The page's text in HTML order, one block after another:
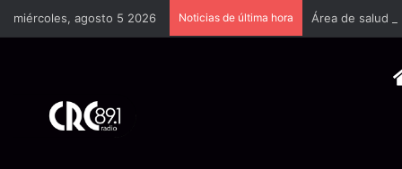
miércoles, agosto 5 2026 Noticias de última hora